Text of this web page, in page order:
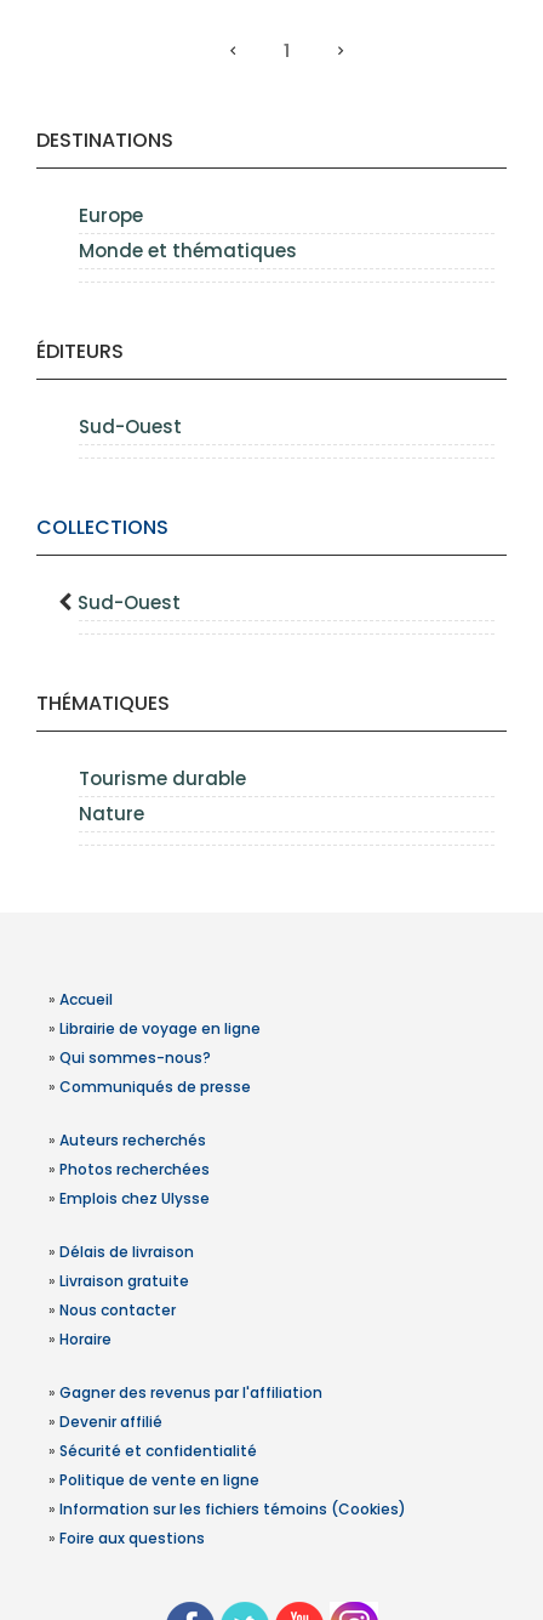
DESTINATIONS
Europe
Monde et thématiques
ÉDITEURS
Sud-Ouest
COLLECTIONS
Sud-Ouest
THÉMATIQUES
Tourisme durable
Nature
1
» Accueil
» Librairie de voyage en ligne
» Qui sommes-nous?
» Communiqués de presse
» Auteurs recherchés
» Photos recherchées
» Emplois chez Ulysse
» Délais de livraison
» Livraison gratuite
» Nous contacter
» Horaire
» Gagner des revenus par l'affiliation
» Devenir affilié
» Sécurité et confidentialité
» Politique de vente en ligne
» Information sur les fichiers témoins (Cookies)
» Foire aux questions